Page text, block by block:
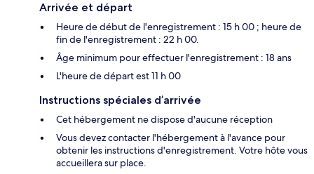
Arrivée et départ
Heure de début de l'enregistrement : 15 h 00 ; heure de
fin de l'enregistrement : 22 h 00.
Âge minimum pour effectuer l'enregistrement : 18 ans
L'heure de départ est 11 h 00
Instructions spéciales d’arrivée
Cet hébergement ne dispose d'aucune réception
Vous devez contacter l'hébergement à l'avance pour
obtenir les instructions d'enregistrement. Votre hôte vous
accueillera sur place.